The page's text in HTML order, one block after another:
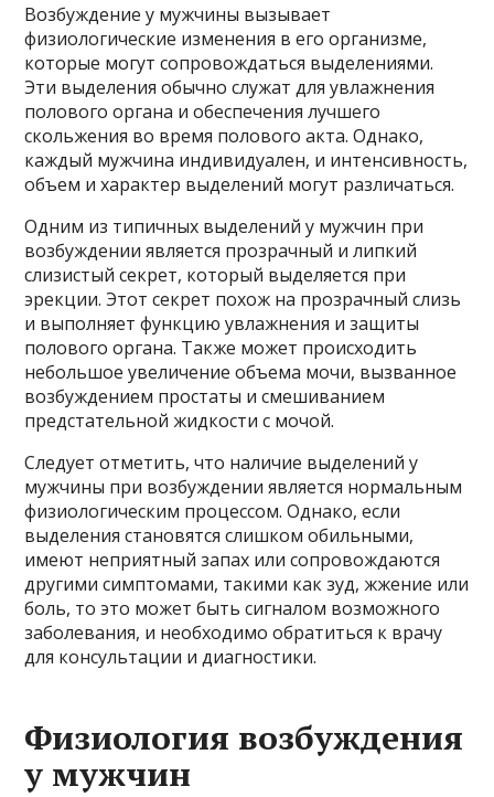
Возбуждение у мужчины вызывает
физиологические изменения в его организме,
которые могут сопровождаться выделениями.
Эти выделения обычно служат для увлажнения
полового органа и обеспечения лучшего
скольжения во время полового акта. Однако,
каждый мужчина индивидуален, и интенсивность,
объем и характер выделений могут различаться.
Одним из типичных выделений у мужчин при
возбуждении является прозрачный и липкий
слизистый секрет, который выделяется при
эрекции. Этот секрет похож на прозрачный слизь
и выполняет функцию увлажнения и защиты
полового органа. Также может происходить
небольшое увеличение объема мочи, вызванное
возбуждением простаты и смешиванием
предстательной жидкости с мочой.
Следует отметить, что наличие выделений у
мужчины при возбуждении является нормальным
физиологическим процессом. Однако, если
выделения становятся слишком обильными,
имеют неприятный запах или сопровождаются
другими симптомами, такими как зуд, жжение или
боль, то это может быть сигналом возможного
заболевания, и необходимо обратиться к врачу
для консультации и диагностики.
Физиология возбуждения
у мужчин